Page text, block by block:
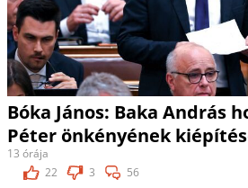
Bóka János: Baka András
Péter önkényének
13 órája
22
3 56